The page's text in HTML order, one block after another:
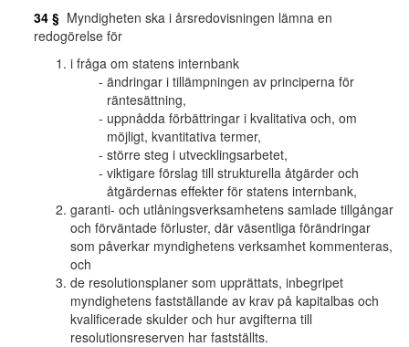
34 § Myndigheten ska i årsredovisningen lämna en
redogörelse för
i fråga om statens internbank
ändringar i tillämpningen av principerna för
räntesättning,
uppnådda förbättringar i kvalitativa och, om
möjligt, kvantitativa termer,
större steg i utvecklingsarbetet,
viktigare förslag till strukturella åtgärder och
åtgärdernas effekter för statens internbank,
garanti- och utlåningsverksamhetens samlade tillgångar
och förväntade förluster, där väsentliga förändringar
som påverkar myndighetens verksamhet kommenteras,
och
de resolutionsplaner som upprättats, inbegripet
myndighetens fastställande av krav på kapitalbas och
kvalificerade skulder och hur avgifterna till
resolutionsreserven har fastställts.